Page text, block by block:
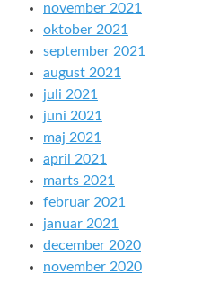
november 2021
oktober 2021
september 2021
august 2021
juli 2021
juni 2021
maj 2021
april 2021
marts 2021
februar 2021
januar 2021
december 2020
november 2020